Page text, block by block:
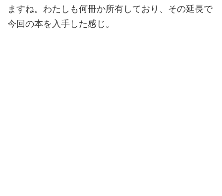
ますね。わたしも何冊か所有しており、その延長で
今回の本を入手した感じ。